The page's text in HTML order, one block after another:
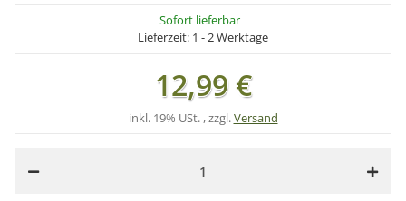
Sofort lieferbar
Lieferzeit: 1 - 2 Werktage
12,99 €
inkl. 19% USt. , zzgl.Versand